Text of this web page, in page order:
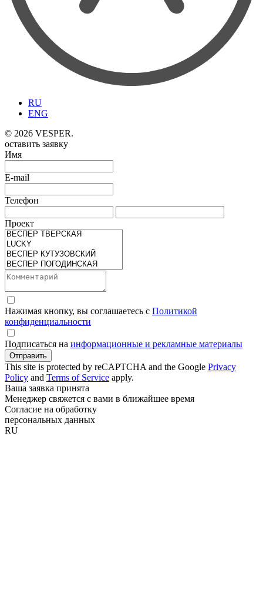
RU
ENG
© 2026 VESPER.
оставить заявку
Имя
E-mail
Телефон
Проект
Нажимая кнопку, вы соглашаетесь с Политикой
конфиденциальности
Подписаться на информационные и рекламные материалы
Отправить
This site is protected by reCAPTCHA and the Google Privacy
Policy and Terms of Service apply.
Ваша заявка принята
Менеджер свяжется с вами в ближайшее время
Согласие на обработку
персональных данных
RU